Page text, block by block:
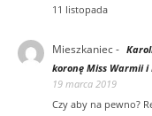
11 listopada
Mieszkaniec-
koronę Miss Warmii
19 marca 2019
Czy aby na pewno?